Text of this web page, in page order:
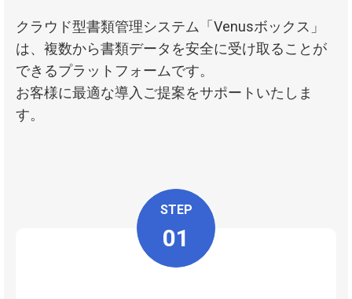
クラウド型書類管理システム「Venusボックス」
は、複数から書類データを安全に受け取ることが
できるプラットフォームです。
お客様に最適な導入ご提案をサポートいたしま
す。
STEP
01